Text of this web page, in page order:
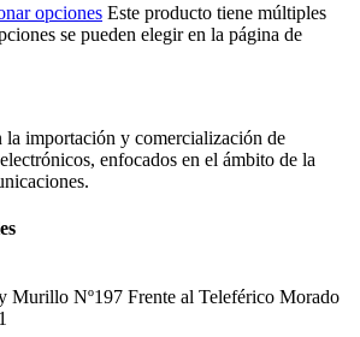
opciones Este producto tiene múltiples
se pueden elegir en la página de
la importación y comercialización de
enfocados en el ámbito de la
Murillo Nº197 Frente al Teleférico Morado